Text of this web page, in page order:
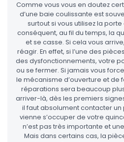
Comme vous vous en doutez
d’une baie coulissante est
surtout si vous utilisez la
conséquent, au fil du temps, la
et se casse. Si cela vous
réagir. En effet, si l’une des
des dysfonctionnements, votre
ou se fermer. Si jamais vous
le mécanisme d’ouverture et de
réparations sera beaucoup
arriver-là, dès les premiers
il faut absolument contacter un
vienne s’occuper de votre
n’est pas très importante et
Mais dans certains cas, la